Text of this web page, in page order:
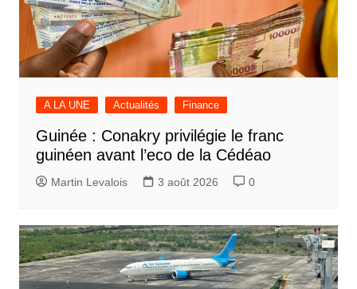
A LA UNE Actualités Finance
Guinée : Conakry privilégie le franc
guinéen avant l’eco de la Cédéao
Martin Levalois 3 août 2026 0